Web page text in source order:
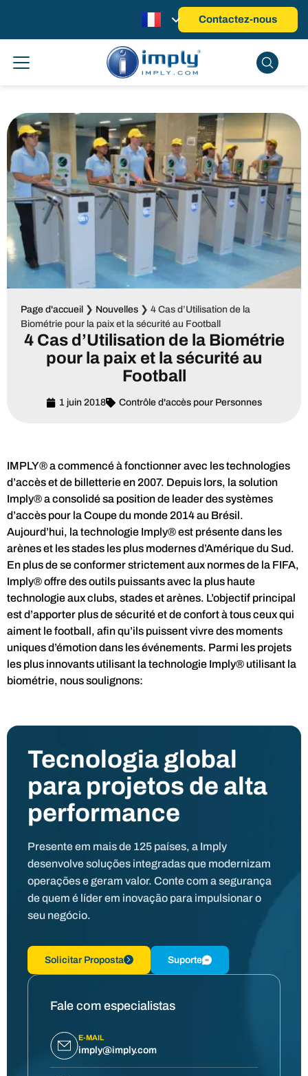
Contactez-nous
Page d'accueil ❯ Nouvelles ❯ 4 Cas d’Utilisation de la
Biométrie pour la paix et la sécurité au Football
4 Cas d’Utilisation de la Biométrie
pour la paix et la sécurité au
Football
1 juin 2018 Contrôle d'accès pour Personnes
IMPLY® a commencé à fonctionner avec les technologies
d’accès et de billetterie en 2007. Depuis lors, la solution
Imply® a consolidé sa position de leader des systèmes
d’accès pour la Coupe du monde 2014 au Brésil.
Aujourd’hui, la technologie Imply® est présente dans les
arènes et les stades les plus modernes d’Amérique du Sud.
En plus de se conformer strictement aux normes de la FIFA,
Imply® offre des outils puissants avec la plus haute
technologie aux clubs, stades et arènes. L’objectif principal
est d’apporter plus de sécurité et de confort à tous ceux qui
aiment le football, afin qu’ils puissent vivre des moments
uniques d’émotion dans les événements. Parmi les projets
les plus innovants utilisant la technologie Imply® utilisant la
biométrie, nous soulignons:
Tecnologia global
para projetos de alta
performance
Presente em mais de 125 países, a Imply
desenvolve soluções integradas que modernizam
operações e geram valor. Conte com a segurança
de quem é líder em inovação para impulsionar o
seu negócio.
Solicitar Proposta Suporte
Fale com especialistas
E-MAIL
imply@imply.com